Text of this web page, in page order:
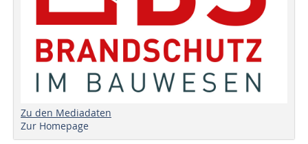
Zu den Mediadaten
Zur Homepage